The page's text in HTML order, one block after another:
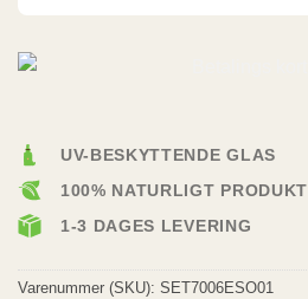
UV-BESKYTTENDE GLAS
100% NATURLIGT PRODUKT
1-3 DAGES LEVERING
Varenummer (SKU): SET7006ESO01